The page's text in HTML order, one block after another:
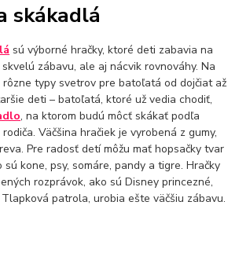
skákadlá
sú výborné hračky, ktoré deti zabavia na
zábavu, ale aj nácvik rovnováhy. Na
typy svetrov pre batoľatá od dojčiat až
deti – batoľatá, ktoré už vedia chodiť,
, na ktorom budú môcť skákať podľa
Väčšina hračiek je vyrobená z gumy,
Pre radosť detí môžu mať hopsačky tvar
kone, psy, somáre, pandy a tigre. Hračky
rozprávok, ako sú Disney princezné,
patrola, urobia ešte väčšiu zábavu.